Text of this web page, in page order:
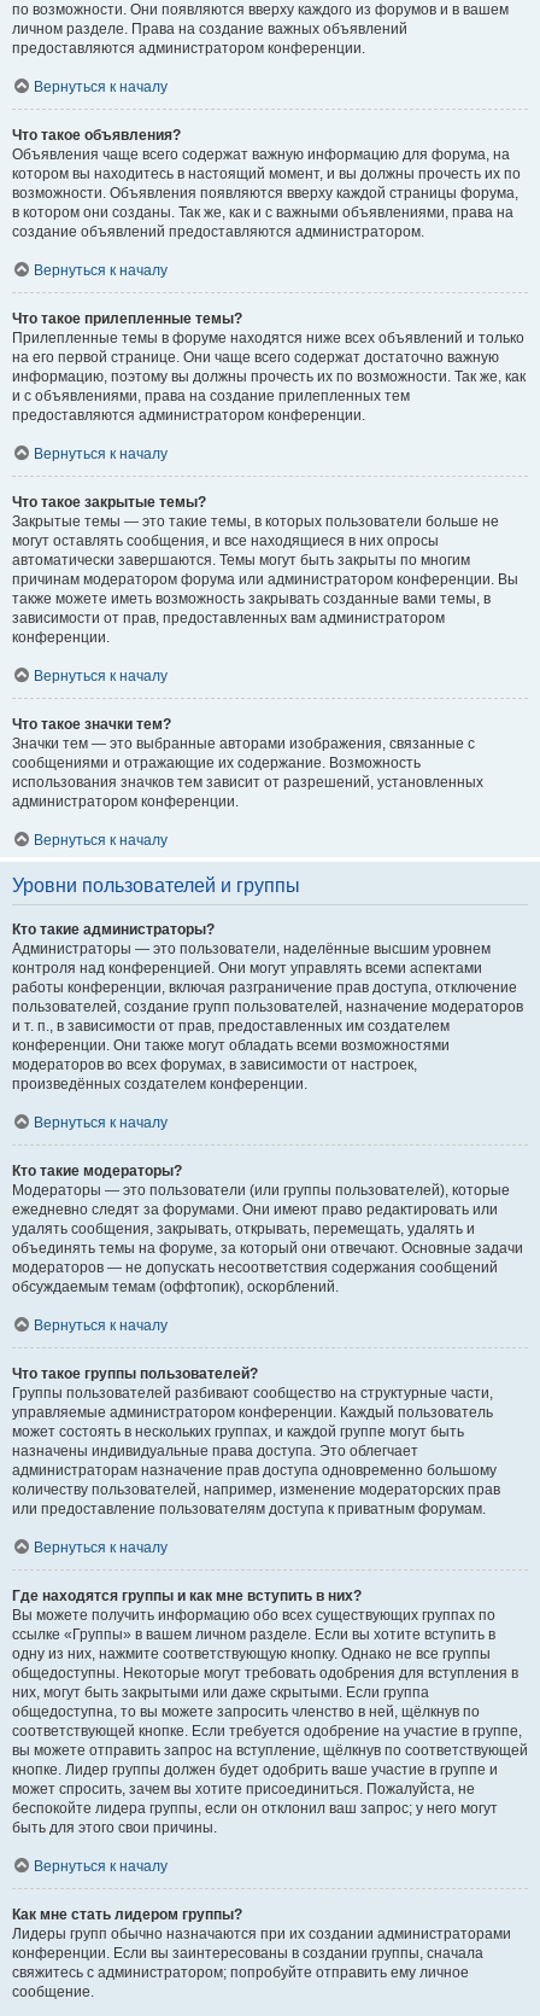
по возможности. Они появляются вверху каждого из форумов и в вашем
личном разделе. Права на создание важных объявлений
предоставляются администратором конференции.
Вернуться к началу
Что такое объявления?
Объявления чаще всего содержат важную информацию для форума, на
котором вы находитесь в настоящий момент, и вы должны прочесть их по
возможности. Объявления появляются вверху каждой страницы форума,
в котором они созданы. Так же, как и с важными объявлениями, права на
создание объявлений предоставляются администратором.
Вернуться к началу
Что такое прилепленные темы?
Прилепленные темы в форуме находятся ниже всех объявлений и только
на его первой странице. Они чаще всего содержат достаточно важную
информацию, поэтому вы должны прочесть их по возможности. Так же, как
и с объявлениями, права на создание прилепленных тем
предоставляются администратором конференции.
Вернуться к началу
Что такое закрытые темы?
Закрытые темы — это такие темы, в которых пользователи больше не
могут оставлять сообщения, и все находящиеся в них опросы
автоматически завершаются. Темы могут быть закрыты по многим
причинам модератором форума или администратором конференции. Вы
также можете иметь возможность закрывать созданные вами темы, в
зависимости от прав, предоставленных вам администратором
конференции.
Вернуться к началу
Что такое значки тем?
Значки тем — это выбранные авторами изображения, связанные с
сообщениями и отражающие их содержание. Возможность
использования значков тем зависит от разрешений, установленных
администратором конференции.
Вернуться к началу
Уровни пользователей и группы
Кто такие администраторы?
Администраторы — это пользователи, наделённые высшим уровнем
контроля над конференцией. Они могут управлять всеми аспектами
работы конференции, включая разграничение прав доступа, отключение
пользователей, создание групп пользователей, назначение модераторов
и т. п., в зависимости от прав, предоставленных им создателем
конференции. Они также могут обладать всеми возможностями
модераторов во всех форумах, в зависимости от настроек,
произведённых создателем конференции.
Вернуться к началу
Кто такие модераторы?
Модераторы — это пользователи (или группы пользователей), которые
ежедневно следят за форумами. Они имеют право редактировать или
удалять сообщения, закрывать, открывать, перемещать, удалять и
объединять темы на форуме, за который они отвечают. Основные задачи
модераторов — не допускать несоответствия содержания сообщений
обсуждаемым темам (оффтопик), оскорблений.
Вернуться к началу
Что такое группы пользователей?
Группы пользователей разбивают сообщество на структурные части,
управляемые администратором конференции. Каждый пользователь
может состоять в нескольких группах, и каждой группе могут быть
назначены индивидуальные права доступа. Это облегчает
администраторам назначение прав доступа одновременно большому
количеству пользователей, например, изменение модераторских прав
или предоставление пользователям доступа к приватным форумам.
Вернуться к началу
Где находятся группы и как мне вступить в них?
Вы можете получить информацию обо всех существующих группах по
ссылке «Группы» в вашем личном разделе. Если вы хотите вступить в
одну из них, нажмите соответствующую кнопку. Однако не все группы
общедоступны. Некоторые могут требовать одобрения для вступления в
них, могут быть закрытыми или даже скрытыми. Если группа
общедоступна, то вы можете запросить членство в ней, щёлкнув по
соответствующей кнопке. Если требуется одобрение на участие в группе,
вы можете отправить запрос на вступление, щёлкнув по соответствующей
кнопке. Лидер группы должен будет одобрить ваше участие в группе и
может спросить, зачем вы хотите присоединиться. Пожалуйста, не
беспокойте лидера группы, если он отклонил ваш запрос; у него могут
быть для этого свои причины.
Вернуться к началу
Как мне стать лидером группы?
Лидеры групп обычно назначаются при их создании администраторами
конференции. Если вы заинтересованы в создании группы, сначала
свяжитесь с администратором; попробуйте отправить ему личное
сообщение.